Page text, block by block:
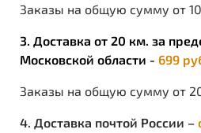
Заказы на общую сумму от
3. Доставка от 20 км. за
Московской области - 699
Заказы на общую сумму от
4. Доставка почтой России –